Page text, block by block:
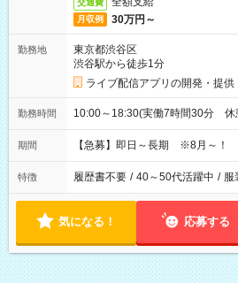
交通費
月収例 30万円～
勤務地
東京都渋谷区
渋谷駅から徒歩1分
ライブ配信アプリの開発・提供
勤務時間 10:00～18:30(実働7時間30分 休
期間 【急募】即日～長期 ※8月～！
特徴 履歴書不要 / 40～50代活躍中 / 服
気になる！ 応募する